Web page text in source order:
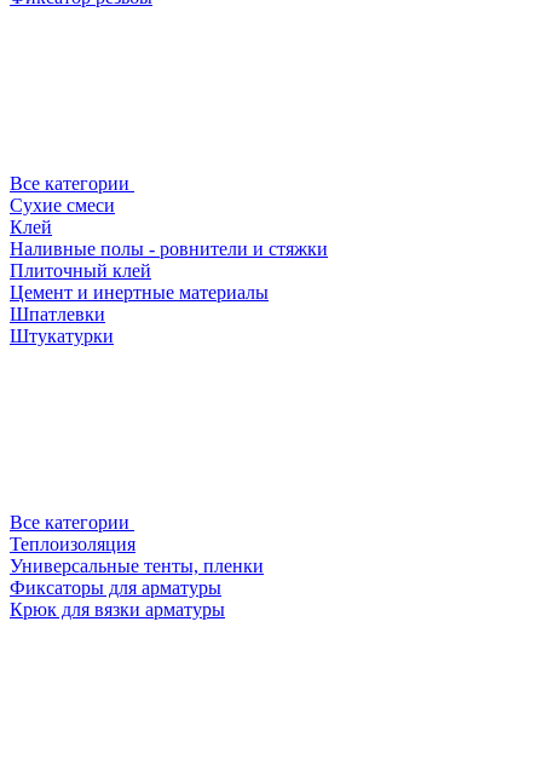
Все категории
Сухие смеси
Клей
Наливные полы - ровнители и стяжки
Плиточный клей
Цемент и инертные материалы
Шпатлевки
Штукатурки
Все категории
Теплоизоляция
Универсальные тенты, пленки
Фиксаторы для арматуры
Крюк для вязки арматуры